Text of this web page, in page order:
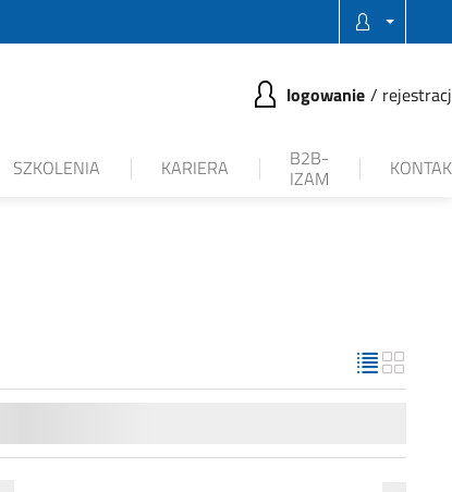
logowanie
SZKOLENIA KARIERA B2B-
IZAM